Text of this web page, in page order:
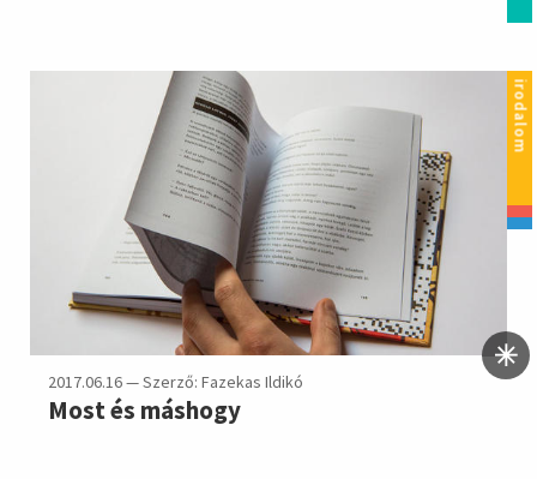
irodalom
2017.06.16 — Szerző: Fazekas Ildikó
Most és máshogy